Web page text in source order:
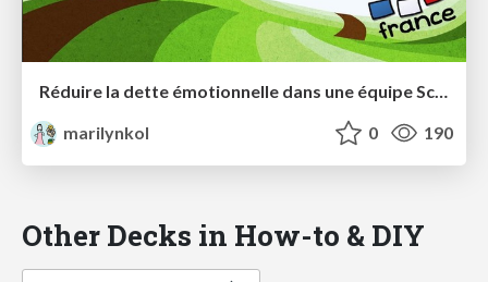
Réduire la dette émotionnelle dans une équipe Scrum
marilynkol
0 190
Other Decks in How-to & DIY